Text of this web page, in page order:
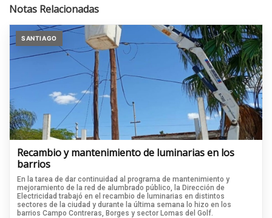
Notas Relacionadas
SANTIAGO
Recambio y mantenimiento de luminarias en los
barrios
En la tarea de dar continuidad al programa de mantenimiento y
mejoramiento de la red de alumbrado público, la Dirección de
Electricidad trabajó en el recambio de luminarias en distintos
sectores de la ciudad y durante la última semana lo hizo en los
barrios Campo Contreras, Borges y sector Lomas del Golf.